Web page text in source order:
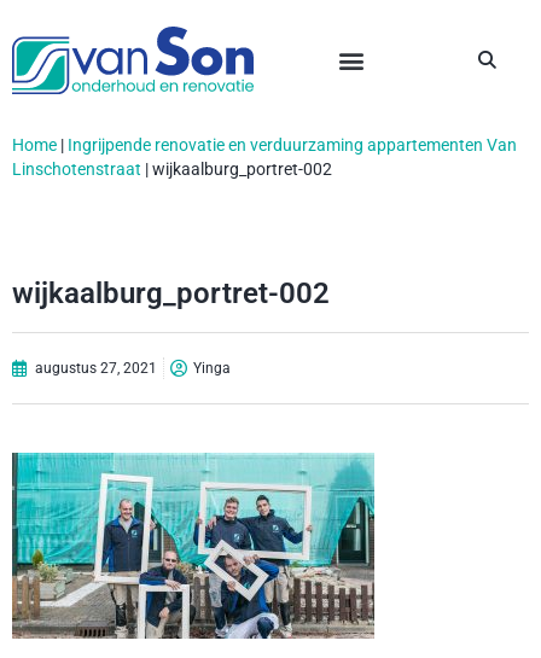
Home | Ingrijpende renovatie en verduurzaming appartementen Van
Linschotenstraat |wijkaalburg_portret-002
wijkaalburg_portret-002
augustus 27, 2021 Yinga